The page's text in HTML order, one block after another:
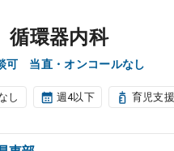
循環器内科
可 当直・オンコールなし
し 週4以下 育児支援